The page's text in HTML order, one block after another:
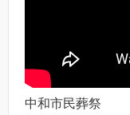
中和市民葬祭